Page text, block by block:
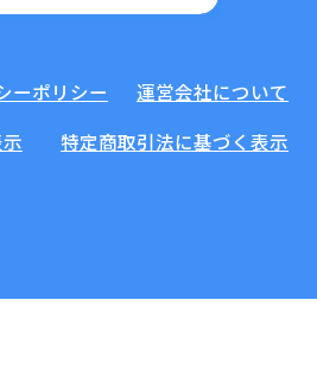
ーポリシー
運営会社について
特定商取引法に基づく表示